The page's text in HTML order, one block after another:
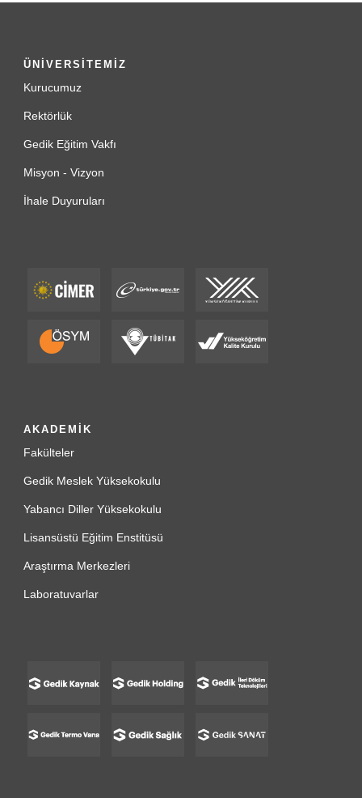
ÜNİVERSİTEMİZ
Kurucumuz
Rektörlük
Gedik Eğitim Vakfı
Misyon - Vizyon
İhale Duyuruları
AKADEMİK
Fakülteler
Gedik Meslek Yüksekokulu
Yabancı Diller Yüksekokulu
Lisansüstü Eğitim Enstitüsü
Araştırma Merkezleri
Laboratuvarlar